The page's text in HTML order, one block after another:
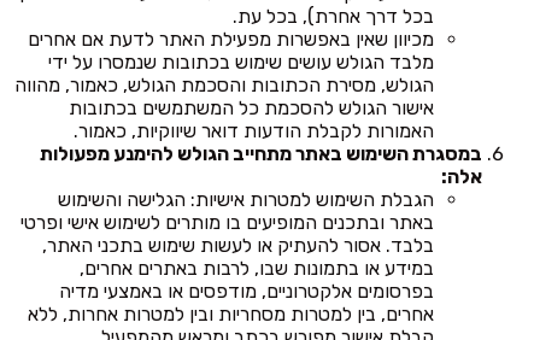
בכל דרך אחרת), בכל עת.
מכיוון שאין באפשרות מפעילת האתר לדעת אם אחרים
מלבד הגולש עושים שימוש בכתובות שנמסרו על ידי
הגולש, מסירת הכתובות והסכמת הגולש, כאמור, מהווה
אישור הגולש להסכמת כל המשתמשים בכתובות
האמורות לקבלת הודעות דואר שיווקיות, כאמור.
במסגרת השימוש באתר מתחייב הגולש להימנע מפעולות
אלה:
הגבלת השימוש למטרות אישיות: הגלישה והשימוש
באתר ובתכנים המופיעים בו מותרים לשימוש אישי ופרטי
בלבד. אסור להעתיק או לעשות שימוש בתכני האתר,
במידע או בתמונות שבו, לרבות באתרים אחרים,
בפרסומים אלקטרוניים, מודפסים או באמצעי מדיה
אחרים, בין למטרות מסחריות ובין למטרות אחרות, ללא